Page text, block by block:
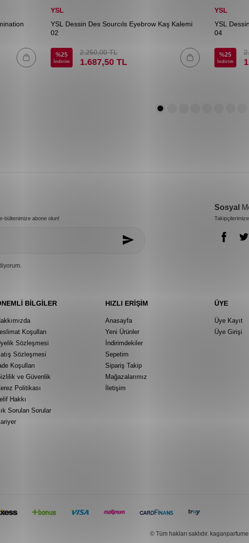
YSL
YSL Dessin Des Sourcıls Eyebrow Kaş Kalemi
02
%25
İndirim
2.250,00TL
1.687,50 TL
YSL
YSL
04
%25
İndirim
bültenimize abone olun!
Sosyal
BILGILER
Koşulları
Sözleşmesi
Sözleşmesi
Koşulları
ve Güvenlik
Politikası
Hakkı
Sorulan Sorular
HIZLI ERIŞIM
Anasayfa
Yeni Ürünler
İndirimdekiler
Sepetim
Sipariş Takip
Mağazalarımız
İletişim
ÜYE
Üye Kayıt
Üye Girişi
© Tüm hakları saklıdır.